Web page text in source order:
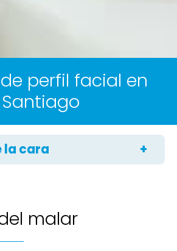
perfil facial en
Santiago
la cara
malar